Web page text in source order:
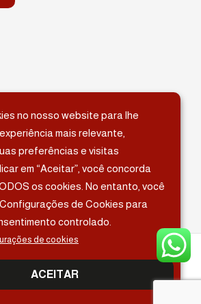
os direitos reservados
no nosso website para lhe
mais relevante,
preferências e visitas
em “Aceitar”, você concorda
os cookies. No entanto, você
de Cookies para
controlado.
de cookies
ACEITAR